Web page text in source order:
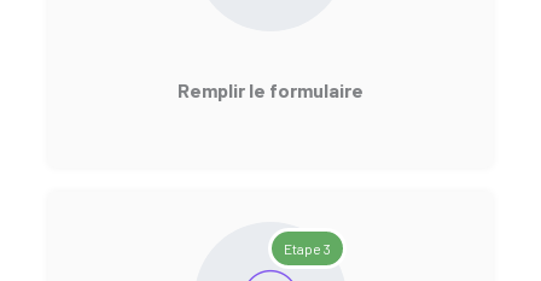
Remplir le formulaire
Etape 3